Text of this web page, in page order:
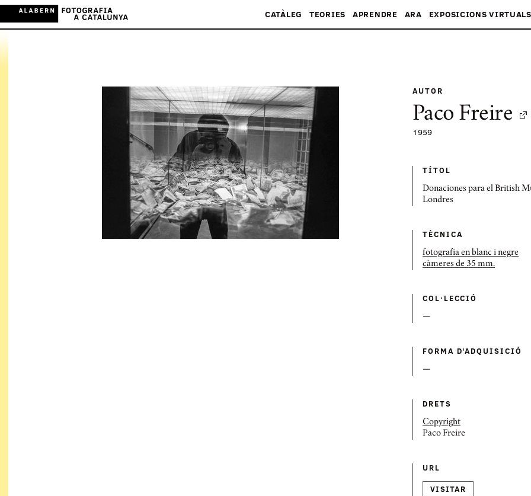
CATÀLEG TEORIES APRENDRE ARA EXPOSICIONS VIRTUALS
AUTOR
Paco Freire
1959
TÍTOL
Donaciones para el British
Londres
TÈCNICA
fotografia en blanc i negre
càmeres de 35 mm.
COL·LECCIÓ
—
FORMA D'ADQUISICIÓ
—
DRETS
Copyright
Paco Freire
URL
VISITAR